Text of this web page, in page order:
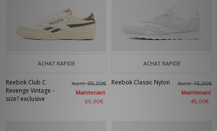
ACHAT RAPIDE
Reebok Club C
Revenge Vintage -
size? exclusive
Avant95,00€
Maintenant
65,00€
ACHAT RAPIDE
Reebok Classic Nylon Avant75,00€
Maintenant
45,00€